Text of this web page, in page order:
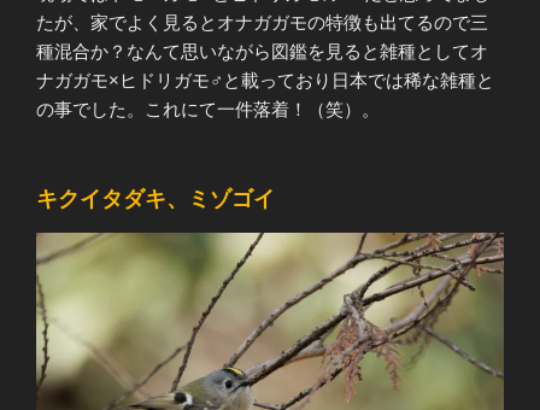
たが、家でよく見るとオナガガモの特徴も出てるので三
種混合か？なんて思いながら図鑑を見ると雑種としてオ
ナガガモ×ヒドリガモ♂と載っており日本では稀な雑種と
の事でした。これにて一件落着！（笑）。
キクイタダキ、ミゾゴイ